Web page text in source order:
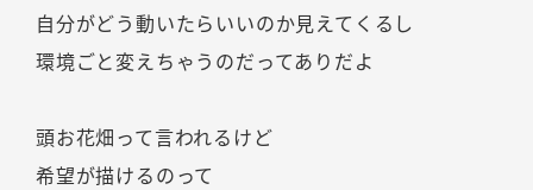
自分がどう動いたらいいのか見えてくるし
環境ごと変えちゃうのだってありだよ
頭お花畑って言われるけど
希望が描けるのって